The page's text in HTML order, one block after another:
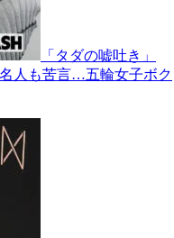
「タダの嘘吐き」
名人も苦言…五輪女子ボク